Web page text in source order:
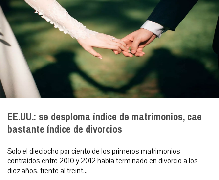
EE.UU.: se desploma índice de matrimonios, cae
bastante índice de divorcios
Solo el dieciocho por ciento de los primeros matrimonios
contraídos entre 2010 y 2012 había terminado en divorcio a los
diez años, frente al treint...